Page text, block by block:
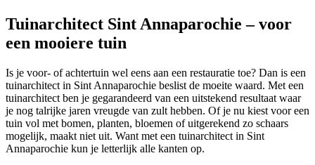
Tuinarchitect Sint Annaparochie – voor
een mooiere tuin
Is je voor- of achtertuin wel eens aan een restauratie toe? Dan is een
tuinarchitect in Sint Annaparochie beslist de moeite waard. Met een
tuinarchitect ben je gegarandeerd van een uitstekend resultaat waar
je nog talrijke jaren vreugde van zult hebben. Of je nu kiest voor een
tuin vol met bomen, planten, bloemen of uitgerekend zo schaars
mogelijk, maakt niet uit. Want met een tuinarchitect in Sint
Annaparochie kun je letterlijk alle kanten op.